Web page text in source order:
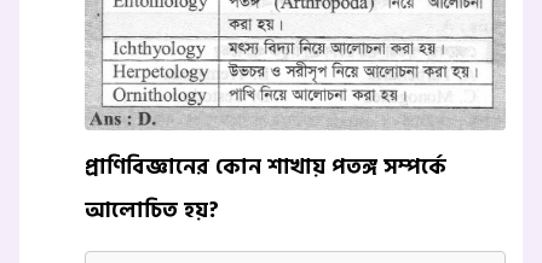
প্রাণিবিজ্ঞানের কোন শাখায় পতঙ্গ সম্পর্কে
আলোচিত হয়?